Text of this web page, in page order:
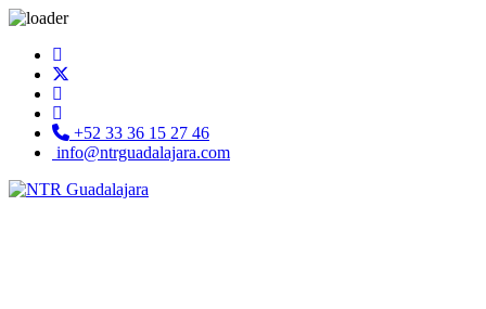
+52 33 36 15 27 46
info@ntrguadalajara.com